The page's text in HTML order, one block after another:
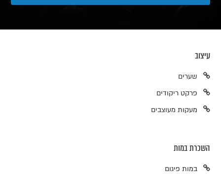
עיצוב
שערים
פרקט ריקודים
מעקות מעוצבים
השכרת במות
במות פיגום